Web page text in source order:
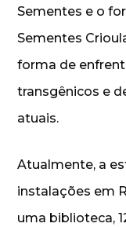
Sementes e o
Sementes
forma de
transgênicos e
atuais.
Atualmente, a
instalações em
uma biblioteca,